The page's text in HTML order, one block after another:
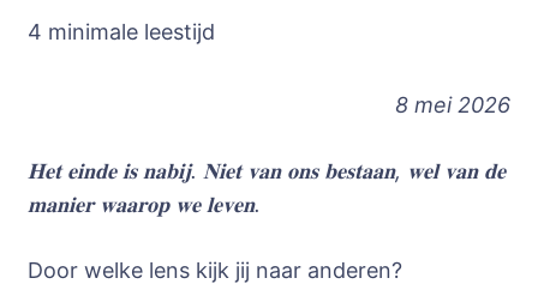
4 minimale leestijd
8 mei 2026
𝐇𝐞𝐭 𝐞𝐢𝐧𝐝𝐞 𝐢𝐬 𝐧𝐚𝐛𝐢𝐣. 𝐍𝐢𝐞𝐭 𝐯𝐚𝐧 𝐨𝐧𝐬 𝐛𝐞𝐬𝐭𝐚𝐚𝐧, 𝐰𝐞𝐥 𝐯𝐚𝐧 𝐝𝐞
𝐦𝐚𝐧𝐢𝐞𝐫 𝐰𝐚𝐚𝐫𝐨𝐩 𝐰𝐞 𝐥𝐞𝐯𝐞𝐧.
Door welke lens kijk jij naar anderen?